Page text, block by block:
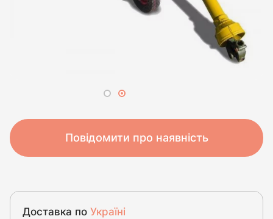
Повідомити про наявність
Доставка по Україні